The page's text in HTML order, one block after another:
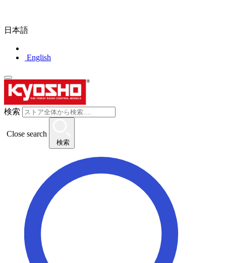
日本語
English
検索
Close search
検索